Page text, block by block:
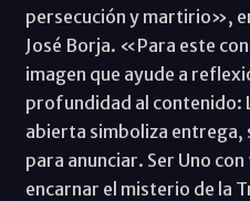
persecución y martirio»,
José Borja. «Para este
imagen que ayude a
profundidad al contenido:
abierta simboliza entrega,
para anunciar. Ser Uno
encarnar el misterio de la